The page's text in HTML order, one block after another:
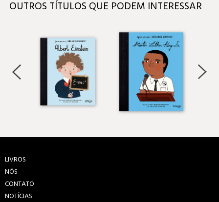
OUTROS TÍTULOS QUE PODEM INTERESSAR
LIVROS
NÓS
CONTATO
NOTÍCIAS